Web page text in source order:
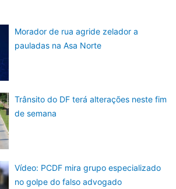
Morador de rua agride zelador a
pauladas na Asa Norte
Trânsito do DF terá alterações neste fim
de semana
Vídeo: PCDF mira grupo especializado
no golpe do falso advogado